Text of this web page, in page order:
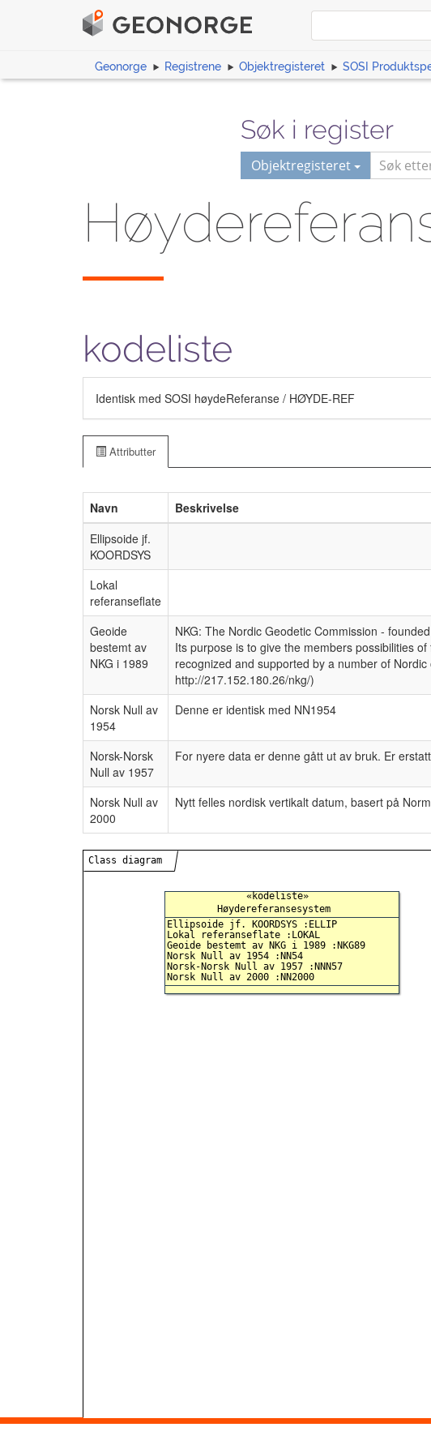
Geonorge Registrene Objektregisteret SOSI
Søk i register
Objektregisteret
kodeliste
Identisk med SOSI høydeReferanse / HØYDE-REF
Attributter
Navn Beskrivelse
Ellipsoide jf.
KOORDSYS
Lokal
referanseflate
Geoide
bestemt av
NKG i 1989
NKG: The Nordic Geodetic Commission -
Its purpose is to give the members possibilities
recognized and supported by a number of
http://217.152.180.26/nkg/)
Norsk Null av
1954
Denne er identisk med NN1954
Norsk-Norsk
Null av 1957
For nyere data er denne gått ut av bruk. Er
Norsk Null av
2000
Nytt felles nordisk vertikalt datum, basert på